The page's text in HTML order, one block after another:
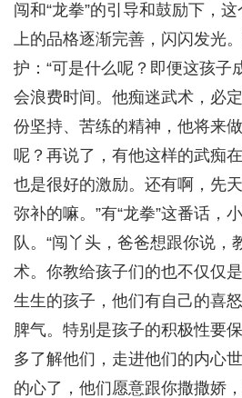
闯和“龙拳”的引导和鼓励下，
上的品格逐渐完善，闪闪发光
护：“可是什么呢？即便这孩子
会浪费时间。他痴迷武术，必
份坚持、苦练的精神，他将来
呢？再说了，有他这样的武痴
也是很好的激励。还有啊，先
弥补的嘛。”有“龙拳”这番话，
队。“闯丫头，爸爸想跟你说，
术。你教给孩子们的也不仅仅
生生的孩子，他们有自己的喜
脾气。特别是孩子的积极性要
多了解他们，走进他们的内心
的心了，他们愿意跟你撒撒娇